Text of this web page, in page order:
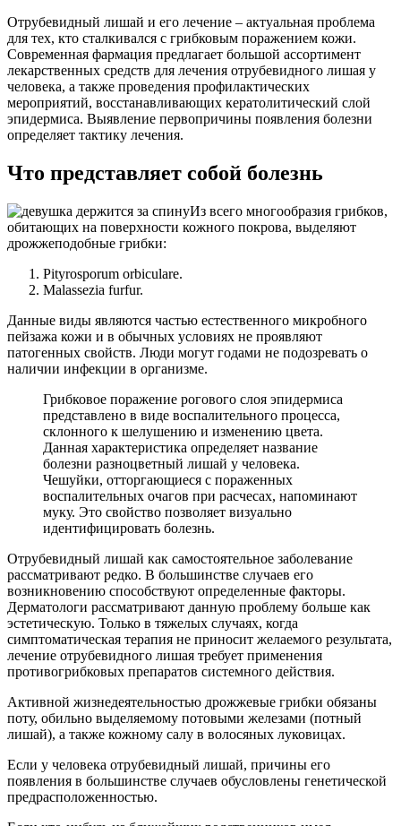
Отрубевидный лишай и его лечение – актуальная проблема
для тех, кто сталкивался с грибковым поражением кожи.
Современная фармация предлагает большой ассортимент
лекарственных средств для лечения отрубевидного лишая у
человека, а также проведения профилактических
мероприятий, восстанавливающих кератолитический слой
эпидермиса. Выявление первопричины появления болезни
определяет тактику лечения.
Что представляет собой болезнь
Из всего многообразия грибков,
обитающих на поверхности кожного покрова, выделяют
дрожжеподобные грибки:
Pityrosporum orbiculare.
Malassezia furfur.
Данные виды являются частью естественного микробного
пейзажа кожи и в обычных условиях не проявляют
патогенных свойств. Люди могут годами не подозревать о
наличии инфекции в организме.
Грибковое поражение рогового слоя эпидермиса
представлено в виде воспалительного процесса,
склонного к шелушению и изменению цвета.
Данная характеристика определяет название
болезни разноцветный лишай у человека.
Чешуйки, отторгающиеся с пораженных
воспалительных очагов при расчесах, напоминают
муку. Это свойство позволяет визуально
идентифицировать болезнь.
Отрубевидный лишай как самостоятельное заболевание
рассматривают редко. В большинстве случаев его
возникновению способствуют определенные факторы.
Дерматологи рассматривают данную проблему больше как
эстетическую. Только в тяжелых случаях, когда
симптоматическая терапия не приносит желаемого результата,
лечение отрубевидного лишая требует применения
противогрибковых препаратов системного действия.
Активной жизнедеятельностью дрожжевые грибки обязаны
поту, обильно выделяемому потовыми железами (потный
лишай), а также кожному салу в волосяных луковицах.
Если у человека отрубевидный лишай, причины его
появления в большинстве случаев обусловлены генетической
предрасположенностью.